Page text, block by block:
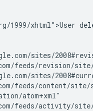
1999/xhtml">User
sites/
feeds/revision/
site
sites/
feeds/content/
site/
atom+xml"
feeds/activity/
site